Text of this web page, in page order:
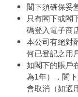
閣下須確保妥
只有閣下或閣
碼登入電子商
本公司有絕對
何已登記之用
如閣下的賬戶
為1年），閣
會取消（如適